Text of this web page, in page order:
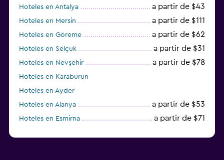
Hoteles en Antalya a partir de $43
Hoteles en Mersin a partir de $111
Hoteles en Göreme a partir de $62
Hoteles en Selçuk a partir de $31
Hoteles en Nevşehir a partir de $78
Hoteles en Karaburun
Hoteles en Ayder
Hoteles en Alanya
a partir de $53
Hoteles en Esmirna a partir de $71